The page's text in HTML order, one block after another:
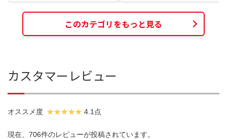
このカテゴリをもっと見る
カスタマーレビュー
オススメ度 4.1点
現在、706件のレビューが投稿されています。